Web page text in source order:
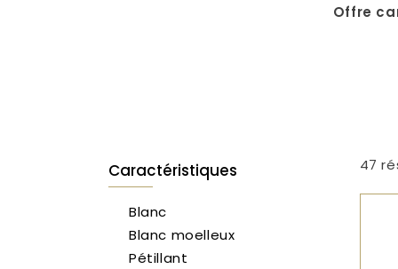
Offre
Caractéristiques
Blanc
Blanc moelleux
Pétillant
47